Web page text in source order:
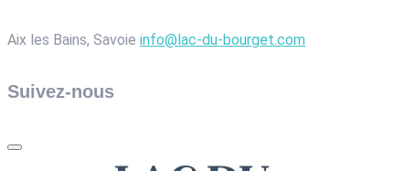
Aix les Bains, Savoie info@lac-du-bourget.com
Suivez-nous